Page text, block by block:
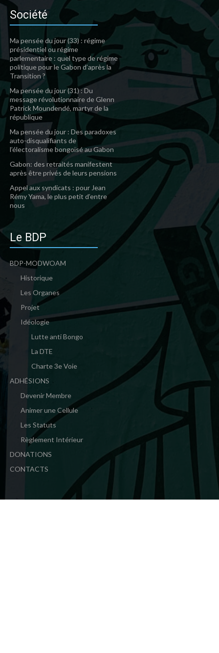
Société
Ma pensée du jour (33) : régime
présidentiel ou régime
parlementaire : quel type de régime
politique pour le Gabon d’après la
Transition ?
Ma pensée du jour (31) : Du
message révolutionnaire de Glenn
Patrick Moundendé, martyr de la
république
Ma pensée du jour : Des paradoxes
auto-disqualifiants de
l’électoralisme bongoïsé au Gabon
Gabon: des retraités manifestent
après être privés de leurs pensions
Appel aux syndicats : pour Jean
Rémy Yama, le plus petit d’entre
nous
Le BDP
BDP-MODWOAM
Historique
Les Organes
Projet
Idéologie
Lutte anti Bongo
La DTE
Charte 3e Voie
ADHÉSIONS
Devenir Membre
Animer une Cellule
Les Statuts
Règlement Intérieur
DONATIONS
CONTACTS